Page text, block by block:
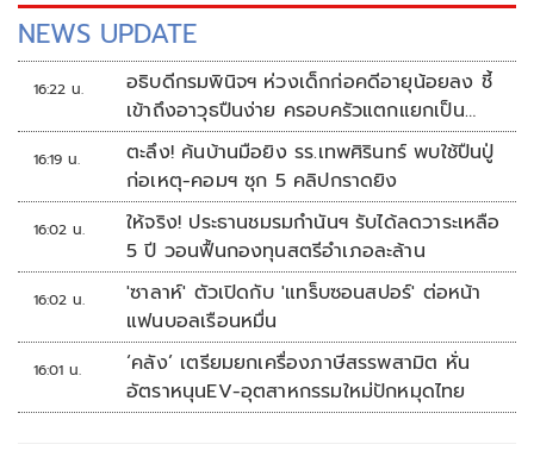
NEWS UPDATE
16:22 น.
อธิบดีกรมพินิจฯ ห่วงเด็กก่อคดีอายุน้อยลง ชี้
เข้าถึงอาวุธปืนง่าย ครอบครัวแตกแยกเป็น
ชนวนสำคัญ
16:19 น.
ตะลึง! ค้นบ้านมือยิง รร.เทพศิรินทร์ พบใช้ปืนปู่
ก่อเหตุ-คอมฯ ซุก 5 คลิปกราดยิง
16:02 น.
ให้จริง! ประธานชมรมกำนันฯ รับได้ลดวาระเหลือ
5 ปี วอนฟื้นกองทุนสตรีอำเภอละล้าน
16:02 น.
'ซาลาห์' ตัวเปิดกับ 'แทร็บซอนสปอร์' ต่อหน้า
แฟนบอลเรือนหมื่น
16:01 น.
‘คลัง’ เตรียมยกเครื่องภาษีสรรพสามิต หั่น
อัตราหนุนEV-อุตสาหกรรมใหม่ปักหมุดไทย